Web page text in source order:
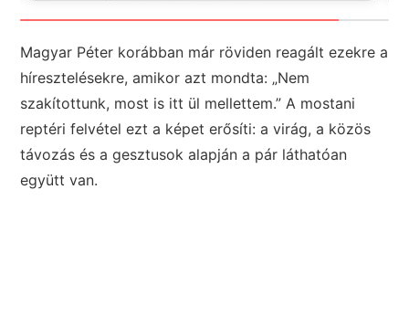
Magyar Péter korábban már röviden reagált ezekre a
híresztelésekre, amikor azt mondta: „Nem
szakítottunk, most is itt ül mellettem.” A mostani
reptéri felvétel ezt a képet erősíti: a virág, a közös
távozás és a gesztusok alapján a pár láthatóan
együtt van.